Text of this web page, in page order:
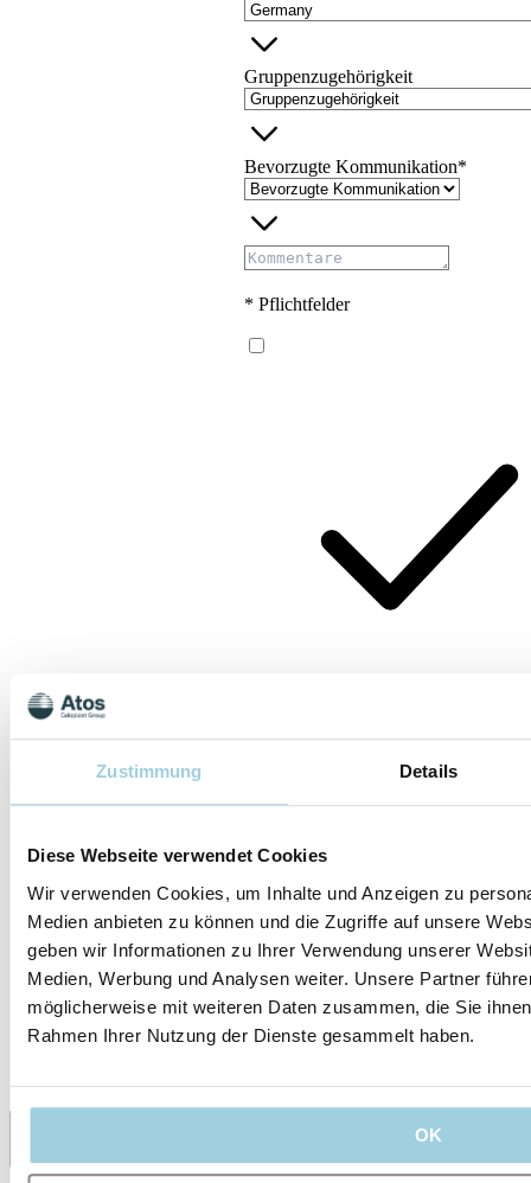
Zustimmung Details
Diese Webseite verwendet Cookies
Wir verwenden Cookies, um Inhalte und Anzeigen zu
Medien anbieten zu können und die Zugriffe auf unsere
geben wir Informationen zu Ihrer Verwendung unserer
Medien, Werbung und Analysen weiter. Unsere Partner
möglicherweise mit weiteren Daten zusammen, die Sie
Rahmen Ihrer Nutzung der Dienste gesammelt haben.
OK
Gruppenzugehörigkeit
Bevorzugte Kommunikation*
* Pflichtfelder
meine Daten für die in der
Einwilligungserklärung genannten
kann die Einwilligungserklärung zur
widerrufen.
Marketingzwecken wie